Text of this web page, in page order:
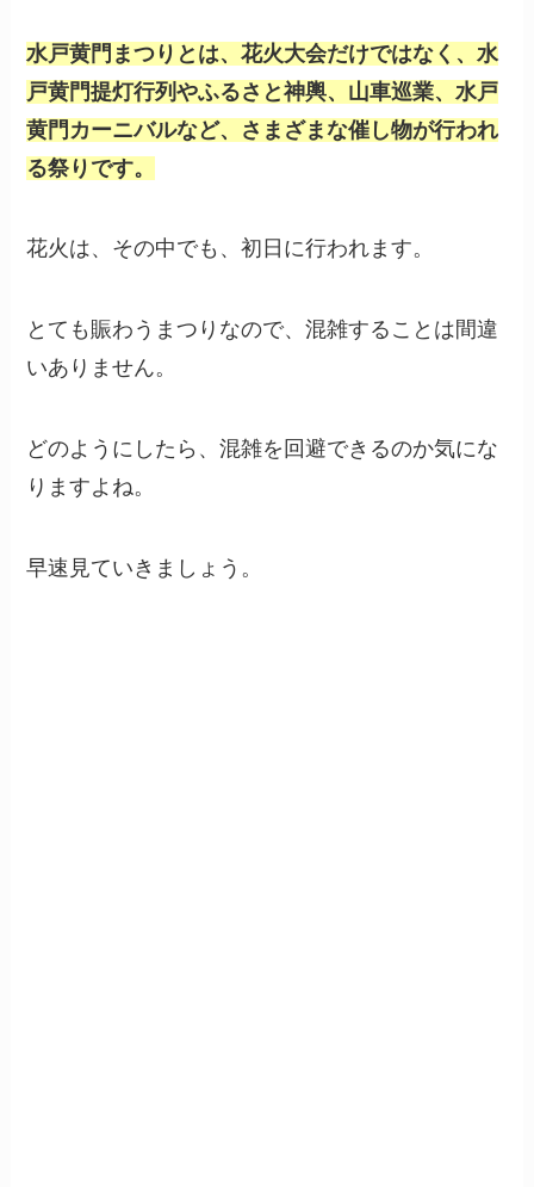
水戸黄門まつりとは、花火大会だけではなく、水
戸黄門提灯行列やふるさと神輿、山車巡業、水戸
黄門カーニバルなど、さまざまな催し物が行われ
る祭りです。
花火は、その中でも、初日に行われます。
とても賑わうまつりなので、混雑することは間違
いありません。
どのようにしたら、混雑を回避できるのか気にな
りますよね。
早速見ていきましょう。